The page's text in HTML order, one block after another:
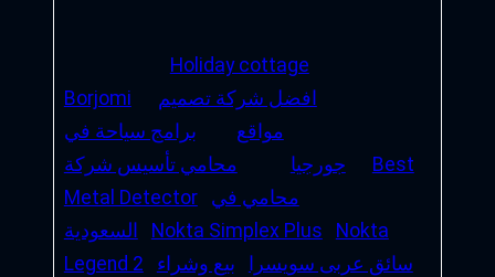
Holiday cottage
Borjomi
افضل شركة تصميم
مواقع
برامج سياحة في
جورجيا
محامي تأسيس شركة
Best
Metal Detector
محامي في
السعودية
Nokta Simplex Plus
Nokta
Legend 2
سائق عربى سويسرا
بيع وشراء